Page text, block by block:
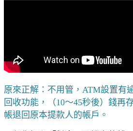
原來正解：不用管，ATM設置有
回收功能，（10～45秒後）錢再
帳退回原本提款人的帳戶。